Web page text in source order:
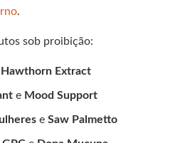
.
sob proibição:
Hawthorn Extract
e Mood Support
eSaw Palmetto